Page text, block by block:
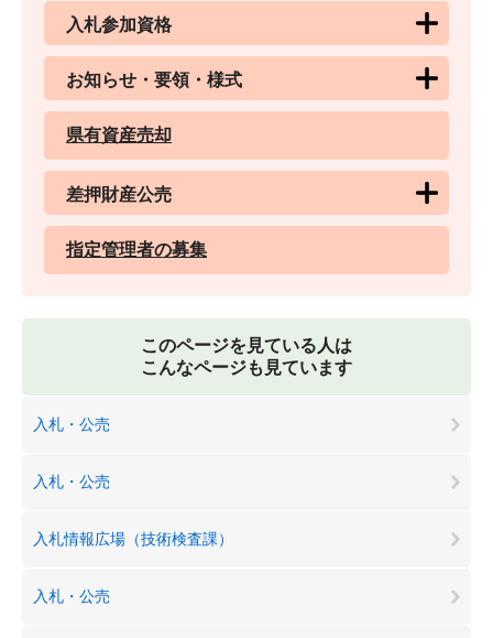
入札参加資格
お知らせ・要領・様式
県有資産売却
差押財産公売
指定管理者の募集
このページを見ている人は
こんなページも見ています
入札・公売
入札・公売
入札情報広場（技術検査課）
入札・公売